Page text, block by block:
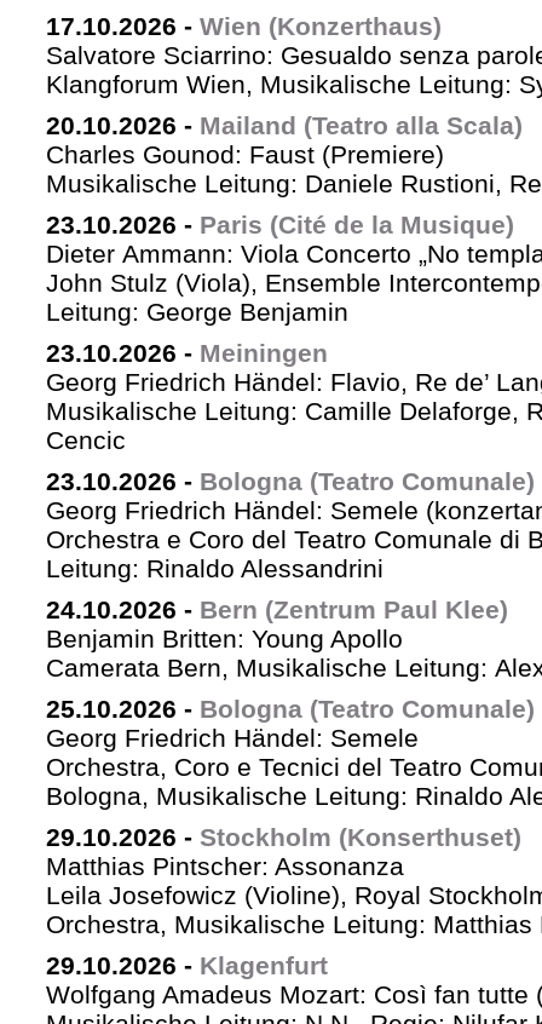
17.10.2026 - Wien (Konzerthaus)
Salvatore Sciarrino: Gesualdo senza
Klangforum Wien, Musikalische Leitung:
20.10.2026 - Mailand (Teatro alla Scala)
Charles Gounod: Faust (Premiere)
Musikalische Leitung: Daniele Rustioni,
23.10.2026 - Paris (Cité de la Musique)
Dieter Ammann: Viola Concerto „No
John Stulz (Viola), Ensemble
Leitung: George Benjamin
23.10.2026 - Meiningen
Georg Friedrich Händel: Flavio, Re de’
Musikalische Leitung: Camille Delaforge,
Cencic
23.10.2026 - Bologna (Teatro Comunale)
Georg Friedrich Händel: Semele
Orchestra e Coro del Teatro Comunale di
Leitung: Rinaldo Alessandrini
24.10.2026 - Bern (Zentrum Paul Klee)
Benjamin Britten: Young Apollo
Camerata Bern, Musikalische Leitung:
25.10.2026 - Bologna (Teatro Comunale)
Georg Friedrich Händel: Semele
Orchestra, Coro e Tecnici del Teatro
Bologna, Musikalische Leitung: Rinaldo
29.10.2026 - Stockholm (Konserthuset)
Matthias Pintscher: Assonanza
Leila Josefowicz (Violine), Royal
Orchestra, Musikalische Leitung: Matthias
29.10.2026 - Klagenfurt
Wolfgang Amadeus Mozart: Così fan tutte